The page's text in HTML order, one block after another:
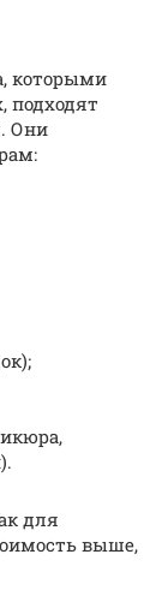
которыми
подходят
Они
для
выше,